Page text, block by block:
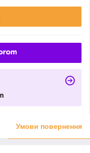
Умови повернення